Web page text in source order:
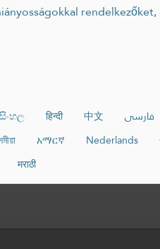
සිංහල हिन्दी 中文 فارسی
አማርኛ Nederlands
मराठी